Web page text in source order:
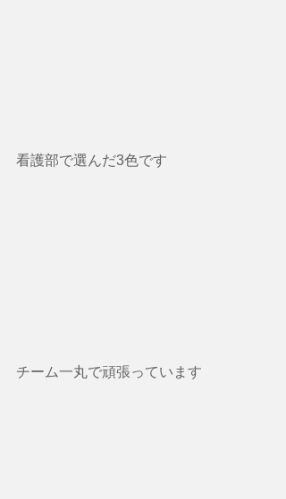
看護部で選んだ3色です
チーム一丸で頑張っています